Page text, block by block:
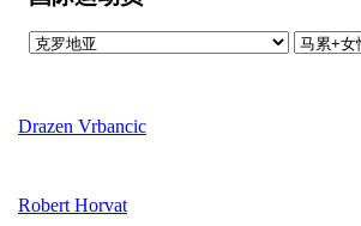
Drazen Vrbancic
Robert Horvat